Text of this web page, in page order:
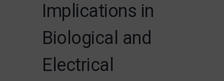
Implications in
Biological and
Electrical